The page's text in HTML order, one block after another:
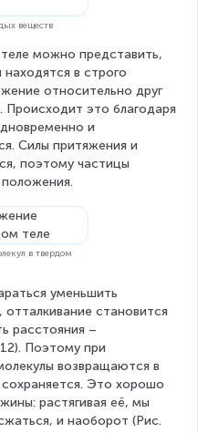
веществ
можно представить,
в строго
относительно друг
Происходит это благодаря
и
Силы притяжения и
поэтому частицы
в твердом
уменьшить
становится
расстояния –
Поэтому при
возвращаются в
Это хорошо
растягивая её, мы
и наоборот (Рис.